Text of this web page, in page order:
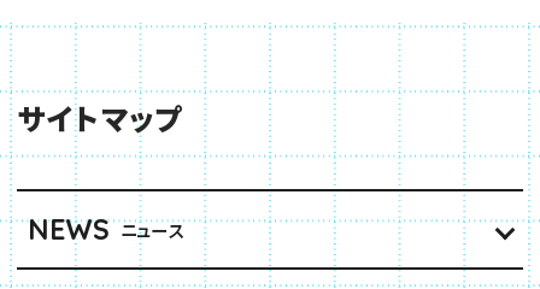
サイトマップ
NEWS ニュース